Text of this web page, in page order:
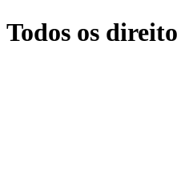
Todos os